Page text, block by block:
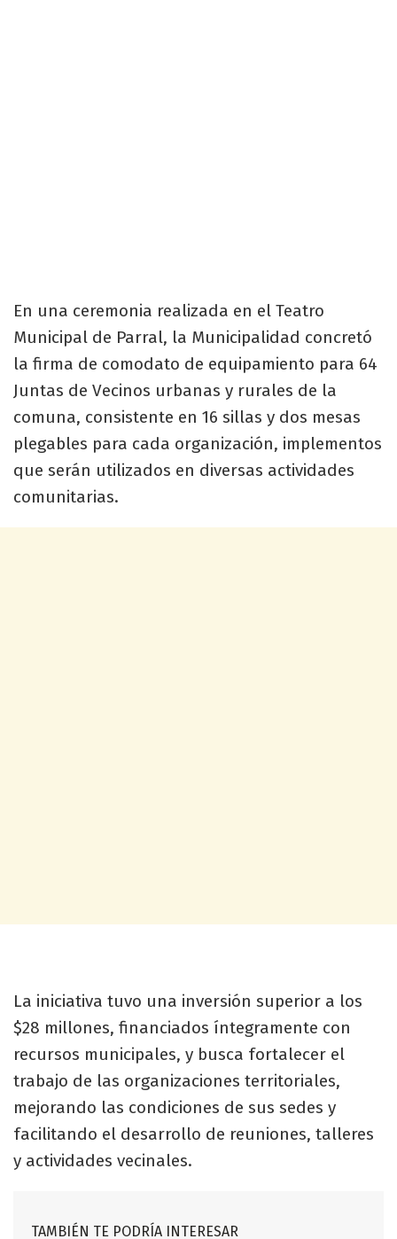
En una ceremonia realizada en el Teatro
Municipal de Parral, la Municipalidad concretó
la firma de comodato de equipamiento para 64
Juntas de Vecinos urbanas y rurales de la
comuna, consistente en 16 sillas y dos mesas
plegables para cada organización, implementos
que serán utilizados en diversas actividades
comunitarias.
La iniciativa tuvo una inversión superior a los
$28 millones, financiados íntegramente con
recursos municipales, y busca fortalecer el
trabajo de las organizaciones territoriales,
mejorando las condiciones de sus sedes y
facilitando el desarrollo de reuniones, talleres
y actividades vecinales.
TAMBIÉN TE PODRÍA INTERESAR